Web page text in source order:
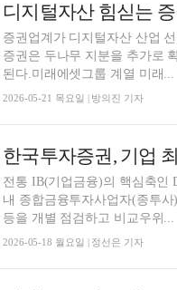
증권업계가 디지털자산 산업
증권은 두나무 지분을 추가로
된다.미래에셋그룹 계열 미래...
2026-05-21 목요일 | 방의진 기자
전통 IB(기업금융)의 핵심축인
내 종합금융투자사업자(종투
등을 개별 점검하고 비교우위...
2026-05-18 월요일 | 정선은 기자